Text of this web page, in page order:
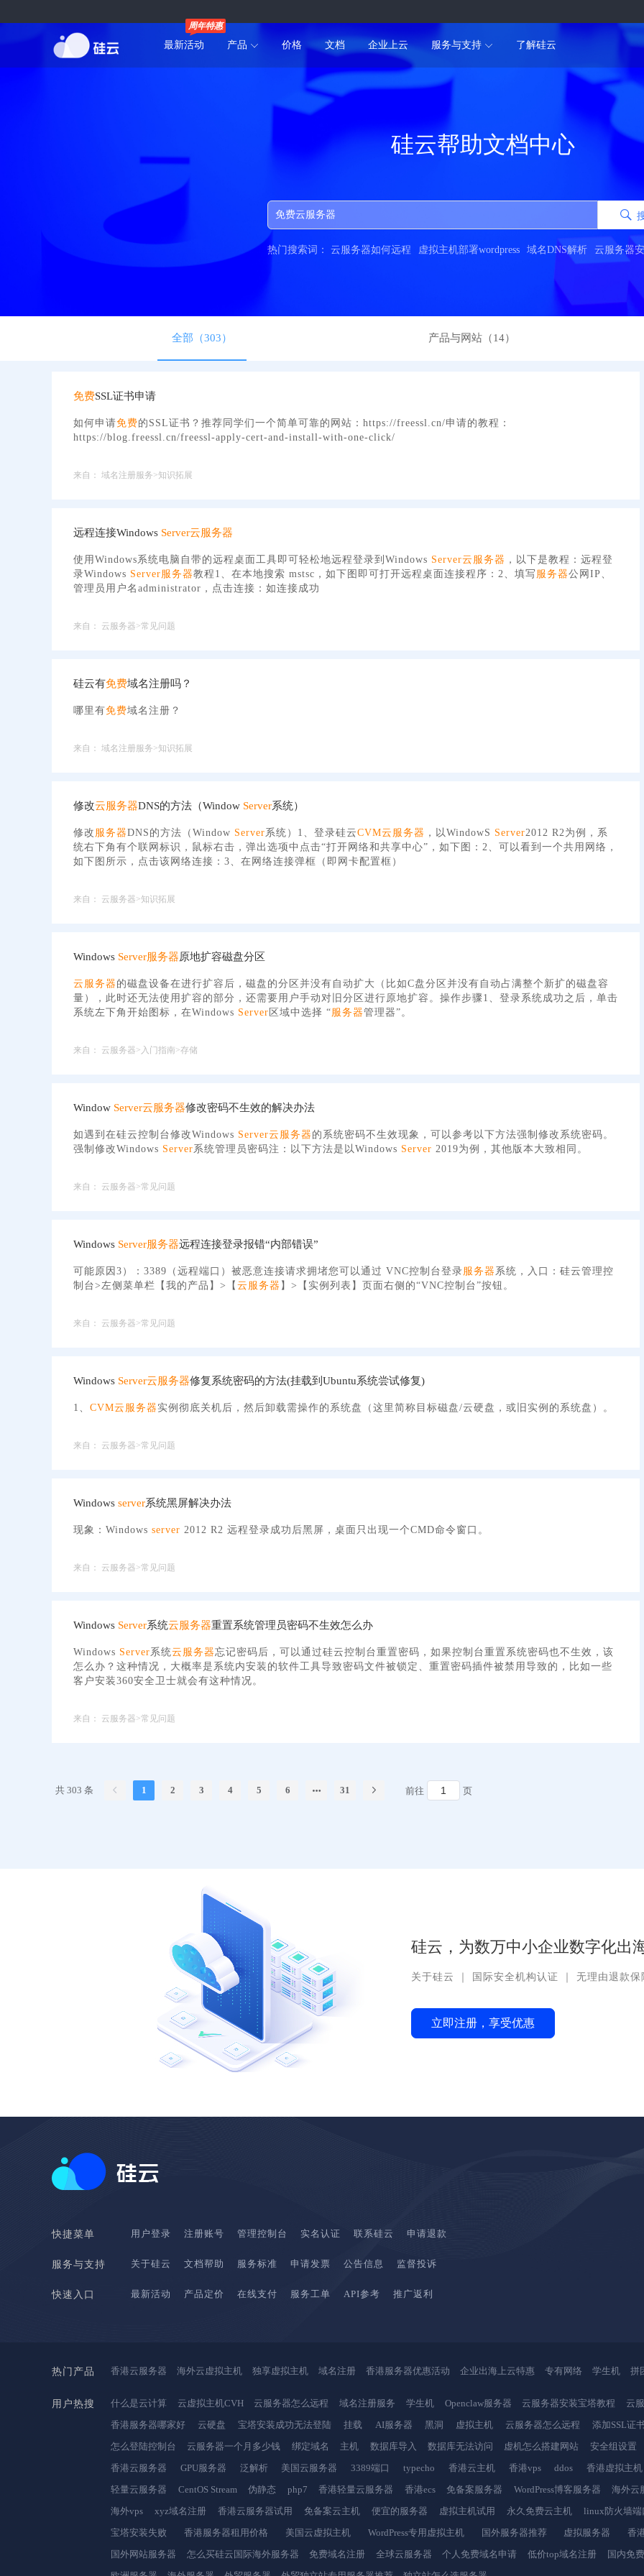
最新活动
周年特惠
产品 价格 文档 企业上云 服务与支持 了解硅云
硅云帮助文档中心
热门搜索词： 云服务器如何远程 虚拟主机部署wordpress 域名DNS解析 云服务器
全部（303） 产品与网站（14）
免费SSL证书申请
如何申请免费的SSL证书？推荐同学们一个简单可靠的网站：https://freessl.cn/申请的教程：
https://blog.freessl.cn/freessl-apply-cert-and-install-with-one-click/
来自： 域名注册服务>知识拓展
远程连接Windows Server云服务器
使用Windows系统电脑自带的远程桌面工具即可轻松地远程登录到Windows Server云服务器 ，以下是教程：远程登
录Windows Server服务器教程1、在本地搜索 mstsc，如下图即可打开远程桌面连接程序：2、填写 服务器公网IP、
管理员用户名administrator，点击连接：如连接成功
来自： 云服务器>常见问题
硅云有免费域名注册吗？
哪里有免费域名注册？
来自： 域名注册服务>知识拓展
修改云服务器DNS的方法（Window Server系统）
修改 服务器DNS的方法（Window Server系统）1、登录硅云CVM云服务器 ，以WindowS Server2012 R2为例，系
统右下角有个联网标识，鼠标右击，弹出选项中点击“打开网络和共享中心”，如下图：2、可以看到一个共用网络，
如下图所示，点击该网络连接：3、在网络连接弹框（即网卡配置框）
来自： 云服务器>知识拓展
Windows Server服务器原地扩容磁盘分区
云服务器 的磁盘设备在进行扩容后，磁盘的分区并没有自动扩大（比如C盘分区并没有自动占满整个新扩的磁盘容
量），此时还无法使用扩容的部分，还需要用户手动对旧分区进行原地扩容。操作步骤1、登录系统成功之后，单击
系统左下角开始图标，在Windows Server 区域中选择 “服务器管理器”。
来自： 云服务器>入门指南>存储
Window Server云服务器修改密码不生效的解决办法
如遇到在硅云控制台修改Windows Server云服务器 的系统密码不生效现象，可以参考以下方法强制修改系统密码。
强制修改Windows Server系统管理员密码注：以下方法是以Windows Server 2019为例，其他版本大致相同。
来自： 云服务器>常见问题
Windows Server服务器远程连接登录报错“内部错误”
可能原因3）：3389（远程端口）被恶意连接请求拥堵您可以通过 VNC控制台登录服务器 系统，入口：硅云管理控
制台>左侧菜单栏【我的产品】>【 云服务器 】>【实例列表】页面右侧的“VNC控制台”按钮。
来自： 云服务器>常见问题
Windows Server云服务器修复系统密码的方法(挂载到Ubuntu系统尝试修复)
1、 CVM云服务器 实例彻底关机后，然后卸载需操作的系统盘（这里简称目标磁盘/云硬盘，或旧实例的系统盘）。
来自： 云服务器>常见问题
Windows server系统黑屏解决办法
现象：Windows server 2012 R2 远程登录成功后黑屏，桌面只出现一个CMD命令窗口。
来自： 云服务器>常见问题
Windows Server系统云服务器重置系统管理员密码不生效怎么办
Windows Server系统云服务器忘记密码后，可以通过硅云控制台重置密码，如果控制台重置系统密码也不生效，该
怎么办？这种情况，大概率是系统内安装的软件工具导致密码文件被锁定、重置密码插件被禁用导致的，比如一些
客户安装360安全卫士就会有这种情况。
来自： 云服务器>常见问题
共 303 条 1 2 3 4 5 6 31 前往 页
硅云，为数万中小企业数字化出
关于硅云 国际安全机构认证 无理由退款保
立即注册，享受优惠
快捷菜单 用户登录 注册账号 管理控制台 实名认证 联系硅云 申请退款
服务与支持 关于硅云 文档帮助 服务标准 申请发票 公告信息 监督投诉
快速入口 最新活动 产品定价 在线支付 服务工单 API参考 推广返利
热门产品 香港云服务器 海外云虚拟主机 独享虚拟主机 域名注册 香港服务器优惠活动 企业出海上云特惠 专有网络 学生机 拼
用户热搜 什么是云计算 云虚拟主机CVH 云服务器怎么远程 域名注册服务 学生机 Openclaw服务器 云服务器安装宝塔教程 云
香港服务器哪家好
云硬盘 宝塔安装成功无法登陆 挂载 AI服务器 黑洞 虚拟主机 云服务器怎么远程 添加SSL证书
怎么登陆控制台
云服务器一个月多少钱 绑定域名 主机 数据库导入 数据库无法访问 虚机怎么搭建网站 安全组设置
香港云服务器
GPU服务器 泛解析 美国云服务器 3389端口 typecho 香港云主机 香港vps ddos 香港虚拟主机
轻量云服务器
CentOS Stream 伪静态 php7 香港轻量云服务器 香港ecs 免备案服务器 WordPress博客服务器 海外云
海外vps
xyz域名注册 香港云服务器试用 免备案云主机 便宜的服务器 虚拟主机试用 永久免费云主机 linux防火墙端
宝塔安装失败
香港服务器租用价格 美国云虚拟主机 WordPress专用虚拟主机 国外服务器推荐 虚拟服务器 香
国外网站服务器
怎么买硅云国际海外服务器 免费域名注册 全球云服务器 个人免费域名申请 低价top域名注册 国内免